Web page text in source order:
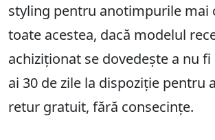
styling pentru anotimpurile mai
toate acestea, dacă modelul
achiziționat se dovedește a nu
ai 30 de zile la dispoziție pentru
retur gratuit, fără consecințe.